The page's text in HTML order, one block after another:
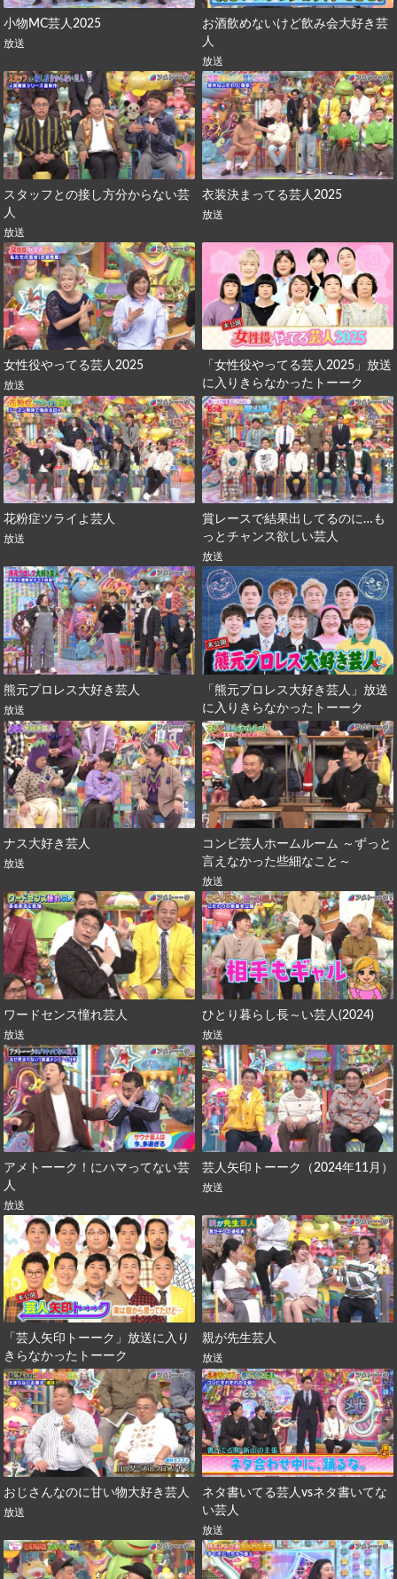
小物MC芸人2025
放送
お酒飲めないけど飲み会大好き芸
人
放送
スタッフとの接し方分からない芸
人
放送
衣装決まってる芸人2025
放送
女性役やってる芸人2025
放送
「女性役やってる芸人2025」放送
に入りきらなかったトーーク
花粉症ツライよ芸人
放送
賞レースで結果出してるのに…も
っとチャンス欲しい芸人
放送
熊元プロレス大好き芸人
放送
「熊元プロレス大好き芸人」放送
に入りきらなかったトーーク
ナス大好き芸人
放送
コンビ芸人ホームルーム ～ずっと
言えなかった些細なこと～
放送
ワードセンス憧れ芸人
放送
ひとり暮らし長～い芸人(2024)
放送
アメトーーク！にハマってない芸
人
放送
芸人矢印トーーク（2024年11月）
放送
「芸人矢印トーーク」放送に入り
きらなかったトーーク
親が先生芸人
放送
おじさんなのに甘い物大好き芸人
放送
ネタ書いてる芸人vsネタ書いてな
い芸人
放送